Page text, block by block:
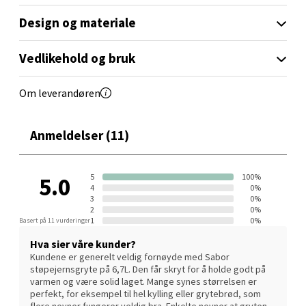
er viktig at gryten vaskes for hånd etter at den er avkjølt.
Sabor støpejern egner seg utmerket til alle typer
varmekilder inkl. gass, elektriske plater, keramiske
koketopper, induksjonstopper, alle ovnstyper, vedovn og
utendørs grill. Følelsen av kontroll. Smaken av å lykkes.
Sabor er en profesjonell kjøkkenserie designet for
med tanke på det skandinaviske kjøkken. Sabor-
produkter kjennetegnes av høy kvalitet og gjør
Design og materiale
Vedlikehold og bruk
Om leverandøren
Anmeldelser (11)
5.0
Basert på 11 vurderinger
5
100%
4
0%
3
0%
2
0%
1
0%
Hva sier våre kunder?
Kundene er generelt veldig fornøyde med Sabor
støpejernsgryte på 6,7L. Den får skryt for å holde godt på
varmen og være solid laget. Mange synes størrelsen er
perfekt, for eksempel til hel kylling eller grytebrød, som
Leirvik - Stord
Torgbakken 2, 5401 Stord
Åpent i dag 10-17
0 i butikk
Oslo - Thon Senter Storo
Åpent i dag 10-21
0 i butikk